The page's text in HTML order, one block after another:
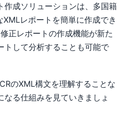
成ソリューションは、多国籍
レポートを簡単に作成でき
正レポートの作成機能が新た
トして分析することも可能で
のXML構文を理解することな
る仕組みを見ていきましょ